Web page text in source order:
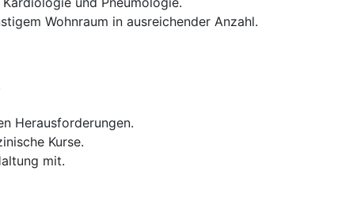
Wohnraum in ausreichender Anzahl.
Herausforderungen.
Kurse.
mit.